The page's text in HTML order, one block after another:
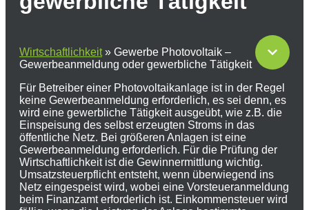
Wirtschaftlichkeit» Gewerbe Photovoltaik –
Gewerbeanmeldung oder gewerbliche Tätigkeit
Für Betreiber einer Photovoltaikanlage ist in der Regel
keine Gewerbeanmeldung erforderlich, es sei denn, es
wird eine gewerbliche Tätigkeit ausgeübt, wie z.B. die
Einspeisung des selbst erzeugten Stroms in das
öffentliche Netz. Bei größeren Anlagen ist eine
Gewerbeanmeldung erforderlich. Für die Prüfung der
Wirtschaftlichkeit ist die Gewinnermittlung wichtig.
Umsatzsteuerpflicht entsteht, wenn überwiegend ins
Netz eingespeist wird, wobei eine Vorsteueranmeldung
beim Finanzamt erforderlich ist. Einkommensteuer wird